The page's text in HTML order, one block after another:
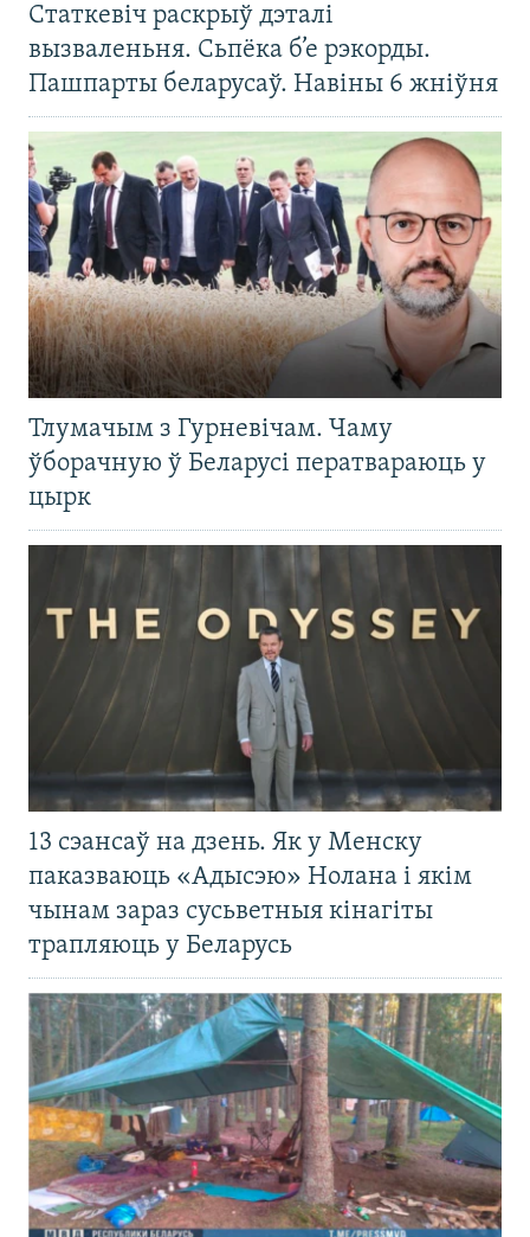
Статкевіч раскрыў дэталі
вызваленьня. Сьпёка б’е рэкорды.
Пашпарты беларусаў. Навіны 6 жніўня
Тлумачым з Гурневічам. Чаму
ўборачную ў Беларусі ператвараюць у
цырк
13 сэансаў на дзень. Як у Менску
паказваюць «Адысэю» Нолана і якім
чынам зараз сусьветныя кінагіты
трапляюць у Беларусь